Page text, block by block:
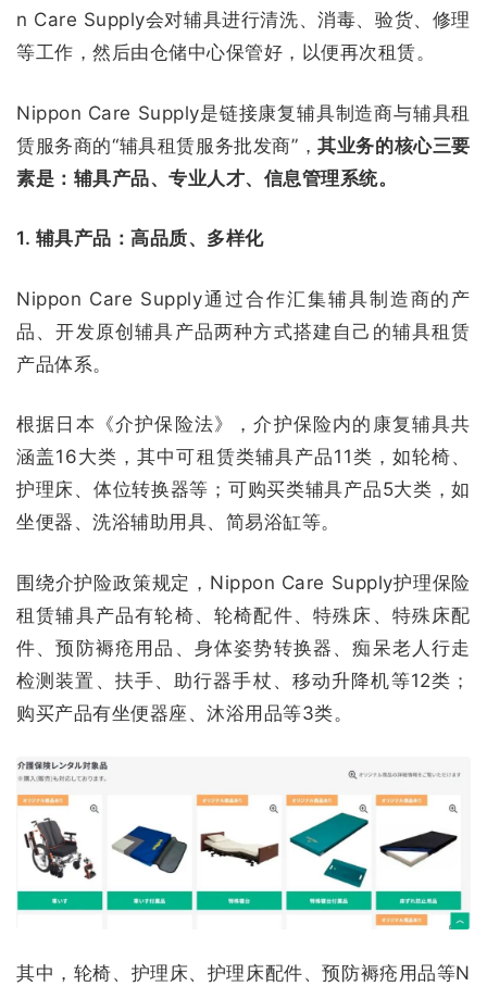
n Care Supply会对辅具进行清洗、消毒、验货、修理
等工作，然后由仓储中心保管好，以便再次租赁。
Nippon Care Supply是链接康复辅具制造商与辅具租
赁服务商的“辅具租赁服务批发商”，其业务的核心三要
素是：辅具产品、专业人才、信息管理系统。
1. 辅具产品：高品质、多样化
Nippon Care Supply通过合作汇集辅具制造商的产
品、开发原创辅具产品两种方式搭建自己的辅具租赁
产品体系。
根据日本《介护保险法》，介护保险内的康复辅具共
涵盖16大类，其中可租赁类辅具产品11类，如轮椅、
护理床、体位转换器等；可购买类辅具产品5大类，如
坐便器、洗浴辅助用具、简易浴缸等。
围绕介护险政策规定，Nippon Care Supply护理保险
租赁辅具产品有轮椅、轮椅配件、特殊床、特殊床配
件、预防褥疮用品、身体姿势转换器、痴呆老人行走
检测装置、扶手、助行器手杖、移动升降机等12类；
购买产品有坐便器座、沐浴用品等3类。
其中，轮椅、护理床、护理床配件、预防褥疮用品等N